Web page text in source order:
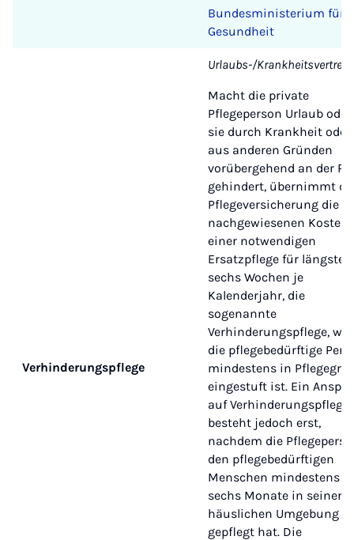
Bundesministerium für
Gesundheit
Verhinderungspflege
Urlaubs-/
Macht die private
Pflegeperson Urlaub
sie durch Krankheit oder
aus anderen Gründen
vorübergehend an der
gehindert, übernimmt
Pflegeversicherung die
nachgewiesenen Kosten
einer notwendigen
Ersatzpflege für
sechs Wochen je
Kalenderjahr, die
sogenannte
Verhinderungspflege,
die pflegebedürftige
mindestens in
eingestuft ist. Ein
auf Verhinderungspflege
besteht jedoch erst,
nachdem die
den pflegebedürftigen
Menschen mindestens
sechs Monate in seiner
häuslichen Umgebung
gepflegt hat. Die